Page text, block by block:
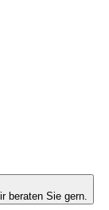
beraten Sie gern.